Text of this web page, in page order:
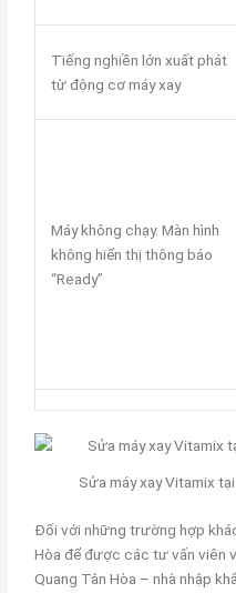
Tiếng nghiền lớn xuất phát
từ động cơ máy xay
Máy không chạy. Màn hình
không hiển thị thông báo
“Ready”
Sửa máy xay Vitamix
Đối với những trường hợp
Hòa để được các tư vấn viên
Quang Tân Hòa – nhà nhập